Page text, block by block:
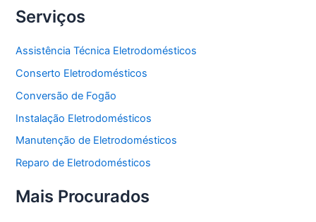
Serviços
Assistência Técnica Eletrodomésticos
Conserto Eletrodomésticos
Conversão de Fogão
Instalação Eletrodomésticos
Manutenção de Eletrodomésticos
Reparo de Eletrodomésticos
Mais Procurados